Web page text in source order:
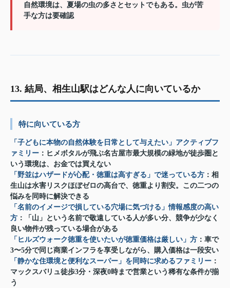
自然環境は、夏場の虫の多さとセットでもある。虫が苦
手な方は要確認
13. 結局、相生山駅はどんな人に向いているか
特に向いている方
「子どもに本物の自然体験を日常として与えたい」アクティブフ
ァミリー ：ヒメボタルが飛ぶ名古屋市最大規模の緑地が徒歩圏と
いう環境は、お金では買えない
「野並はハザードが心配・徳重は高すぎる」で迷っている方 ：相
生山は水害リスクほぼゼロの高台で、徳重より割安。この二つの
悩みを同時に解決できる
「名前のイメージで損している穴場に気づける」情報感度の高い
方 ：「山」という名前で敬遠している人が多い分、競争が少なく
良い物件が残っている場合がある
「ヒルズウォーク徳重を使いたいが徳重価格は厳しい」方 ：車で
3〜5分で同じ商業インフラを享受しながら、購入価格は一段安い
「静かな住環境と便利なスーパー」を同時に求めるファミリー ：
マックスバリュ徒歩3分・深夜0時まで営業という稀有な条件が揃
う